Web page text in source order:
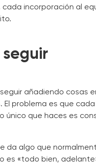
incorporación al
añadiendo cosas
problema es que
único que haces es
da algo que
es «todo bien,